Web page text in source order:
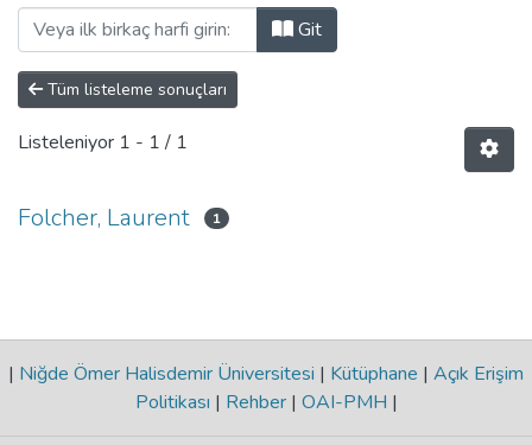
Analiz
Talep/Soru
Git
Tüm listeleme sonuçları
Listeleniyor 1 - 1 / 1
Folcher, Laurent 1
| Niğde Ömer Halisdemir Üniversitesi | Kütüphane | Açık Erişim
Politikası | Rehber | OAI-PMH |